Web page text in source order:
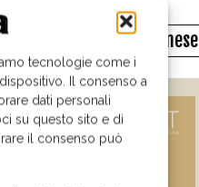
tecnologie come i
Il consenso a
dati personali
su questo sito e di
il consenso può
il
Il libro del mese